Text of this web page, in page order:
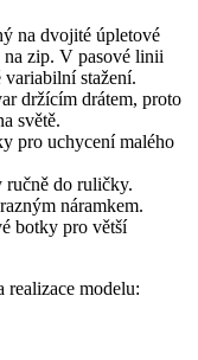
na dvojité úpletové
zip. V pasové linii
stažení.
držícím drátem, proto
světě.
pro uchycení malého
ručně do ruličky.
náramkem.
botky pro větší
realizace modelu: